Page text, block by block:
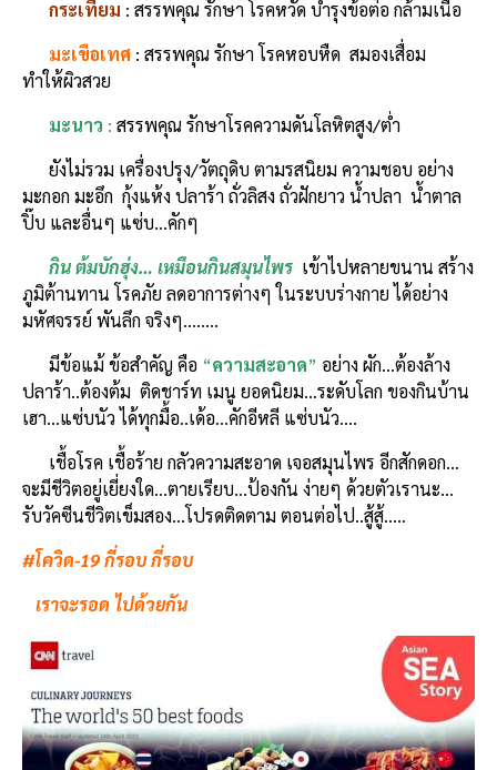
กระเทียม : สรรพคุณ รักษา โรคหวัด บำรุงข้อต่อ กล้ามเนื้อ
มะเขือเทศ : สรรพคุณ รักษา โรคหอบหืด สมองเสื่อม
ทำให้ผิวสวย
มะนาว : สรรพคุณ รักษาโรคความดันโลหิตสูง/ต่ำ
ยังไม่รวม เครื่องปรุง/วัตถุดิบ ตามรสนิยม ความชอบ อย่าง
มะกอก มะอึก กุ้งแห้ง ปลาร้า ถั่วลิสง ถั่วฝักยาว น้ำปลา น้ำตาล
ปิ๊บ และอื่นๆ แซ่บ…คักๆ
กิน ต้มบักฮุ่ง… เหมือนกินสมุนไพร เข้าไปหลายขนาน สร้าง
ภูมิต้านทาน โรคภัย ลดอาการต่างๆ ในระบบร่างกาย ได้อย่าง
มหัศจรรย์ พันลึก จริงๆ……..
มีข้อแม้ ข้อสำคัญ คือ “ความสะอาด” อย่าง ผัก…ต้องล้าง
ปลาร้า..ต้องต้ม ติดชาร์ท เมนู ยอดนิยม…ระดับโลก ของกินบ้าน
เฮา…แซ่บนัว ได้ทุกมื้อ..เด้อ…คักอีหลี แซ่บนัว….
เชื้อโรค เชื้อร้าย กลัวความสะอาด เจอสมุนไพร อีกสักดอก…
จะมีชีวิตอยู่เยี่ยงใด…ตายเรียบ…ป้องกัน ง่ายๆ ด้วยตัวเรานะ…
รับวัคซีนชีวิตเข็มสอง…โปรดติดตาม ตอนต่อไป..สู้สู้…..
#โควิด-19 กี่รอบ กี่รอบ
เราจะรอด ไปด้วยกัน